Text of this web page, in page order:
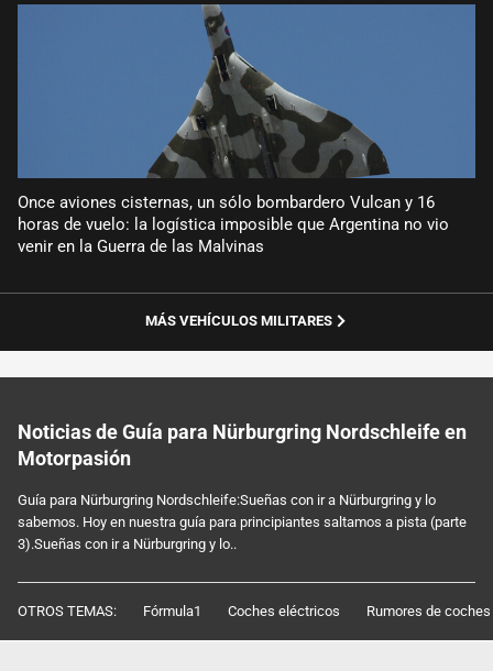
Once aviones cisternas, un sólo bombardero Vulcan y 16
horas de vuelo: la logística imposible que Argentina no vio
venir en la Guerra de las Malvinas
MÁS VEHÍCULOS MILITARES
Noticias de Guía para Nürburgring Nordschleife en
Motorpasión
Guía para Nürburgring Nordschleife:Sueñas con ir a Nürburgring y lo
sabemos. Hoy en nuestra guía para principiantes saltamos a pista (parte
3).Sueñas con ir a Nürburgring y lo..
OTROS TEMAS: Fórmula1 Coches eléctricos Rumores de coches